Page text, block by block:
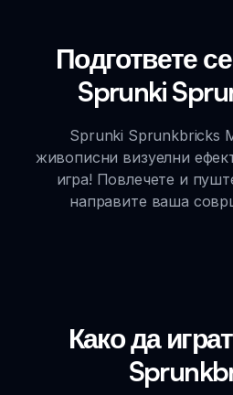
Подгответе
Sprunki
Sprunki Sprunkbricks
живописни визуелни
игра! Повлечете и
направите ваша
Како да